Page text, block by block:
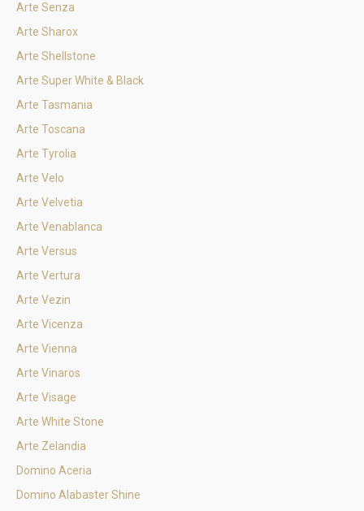
Arte Senza
Arte Sharox
Arte Shellstone
Arte Super White & Black
Arte Tasmania
Arte Toscana
Arte Tyrolia
Arte Velo
Arte Velvetia
Arte Venablanca
Arte Versus
Arte Vertura
Arte Vezin
Arte Vicenza
Arte Vienna
Arte Vinaros
Arte Visage
Arte White Stone
Arte Zelandia
Domino Aceria
Domino Alabaster Shine